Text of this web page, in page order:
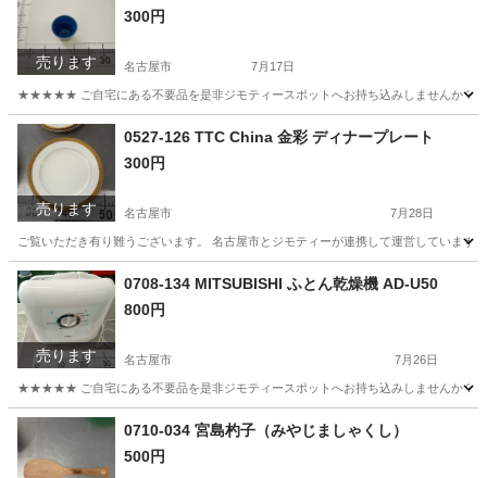
売ります
300円
名古屋市 7月17日
★★★★★ ご自宅にある不要品を是非ジモティースポットへお持ち込みしませんか？
愛知 名古屋市
売ります
0527-126 TTC China 金彩 ディナープレート
300円
名古屋市 7月28日
ご覧いただき有り難うございます。 名古屋市とジモティーが連携して運営してい
愛知 名古屋市
売ります
0708-134 MITSUBISHI ふとん乾燥機 AD-U50
800円
名古屋市 7月26日
★★★★★ ご自宅にある不要品を是非ジモティースポットへお持ち込みしませんか？
愛知 名古屋市 生活家電 現地
0710-034 宮島杓子（みやじましゃくし）
500円